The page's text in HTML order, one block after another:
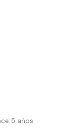
5 años